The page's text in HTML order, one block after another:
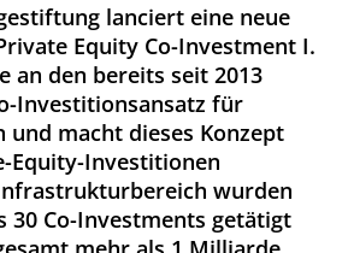
lanciert eine neue
Equity Co-Investment I.
an den bereits seit 2013
Investitionsansatz für
macht dieses Konzept
Equity-Investitionen
wurden
30 Co-Investments getätigt